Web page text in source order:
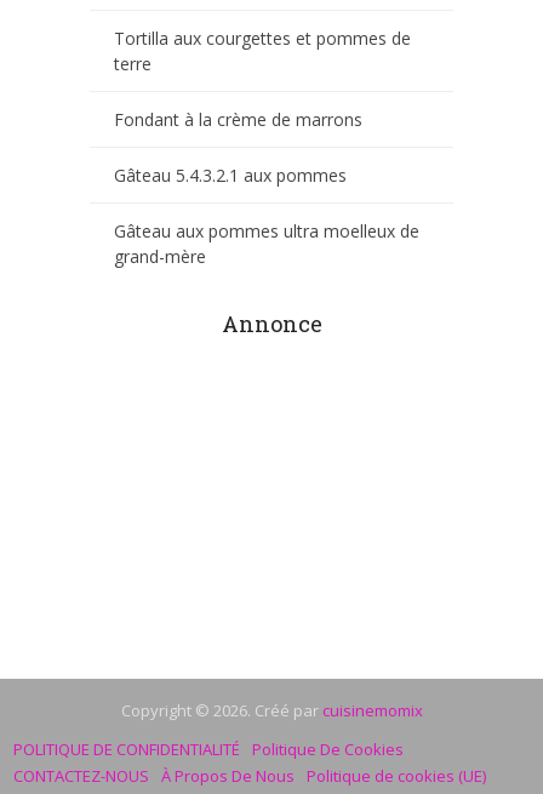
Tortilla aux courgettes et pommes de
terre
Fondant à la crème de marrons
Gâteau 5.4.3.2.1 aux pommes
Gâteau aux pommes ultra moelleux de
grand-mère
Annonce
Copyright © 2026. Créé par cuisinemomix
POLITIQUE DE CONFIDENTIALITÉ
Politique De Cookies
CONTACTEZ-NOUS
À Propos De Nous
Politique de cookies (UE)